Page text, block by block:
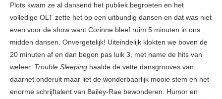
Plots kwam ze al dansend het publiek begroeten en het
volledige OLT zette het op een uitbundig dansen en dat was niet
even voor de show want Corinne bleef ruim 5 minuten in ons
midden dansen. Onvergetelijk! Uiteindelijk klokten we boven de
20 minuten af en dan begon pas luik 3, met name de hits van
weleer. Trouble Sleeping haalde de vette dansgrooves van
daarnet onderuit maar liet de wonderbaarlijk mooie stem en het
enorme schrijftalent van Bailey-Rae bewonderen. Humor en